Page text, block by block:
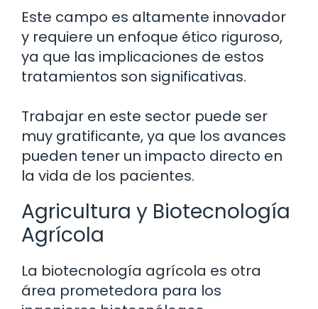
Este campo es altamente innovador
y requiere un enfoque ético riguroso,
ya que las implicaciones de estos
tratamientos son significativas.
Trabajar en este sector puede ser
muy gratificante, ya que los avances
pueden tener un impacto directo en
la vida de los pacientes.
Agricultura y Biotecnología
Agrícola
La biotecnología agrícola es otra
área prometedora para los